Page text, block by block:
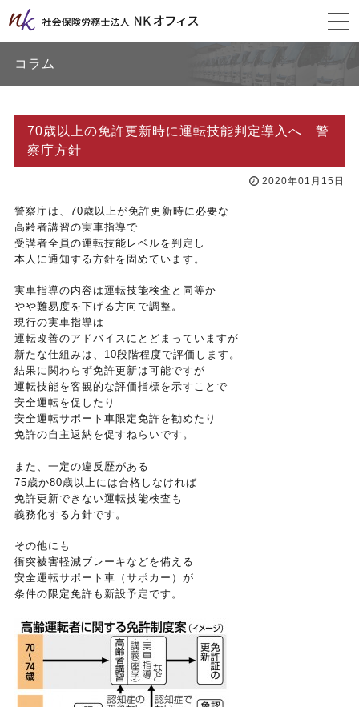
コラム
70歳以上の免許更新時に運転技能判定導入へ 警
察庁方針
2020年01月15日
警察庁は、70歳以上が免許更新時に必要な
高齢者講習の実車指導で
受講者全員の運転技能レベルを判定し
本人に通知する方針を固めています。
実車指導の内容は運転技能検査と同等か
やや難易度を下げる方向で調整。
現行の実車指導は
運転改善のアドバイスにとどまっていますが
新たな仕組みは、10段階程度で評価します。
結果に関わらず免許更新は可能ですが
運転技能を客観的な評価指標を示すことで
安全運転を促したり
安全運転サポート車限定免許を勧めたり
免許の自主返納を促すねらいです。
また、一定の違反歴がある
75歳か80歳以上には合格しなければ
免許更新できない運転技能検査も
義務化する方針です。
その他にも
衝突被害軽減ブレーキなどを備える
安全運転サポート車（サポカー）が
条件の限定免許も新設予定です。